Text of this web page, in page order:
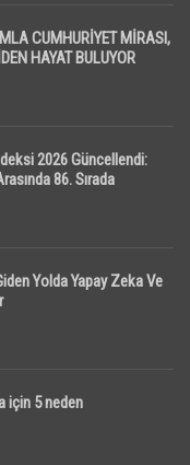
CUMHURİYET MİRASI,
HAYAT BULUYOR
2026 Güncellendi:
86. Sırada
Yolda Yapay Zeka Ve
için 5 neden